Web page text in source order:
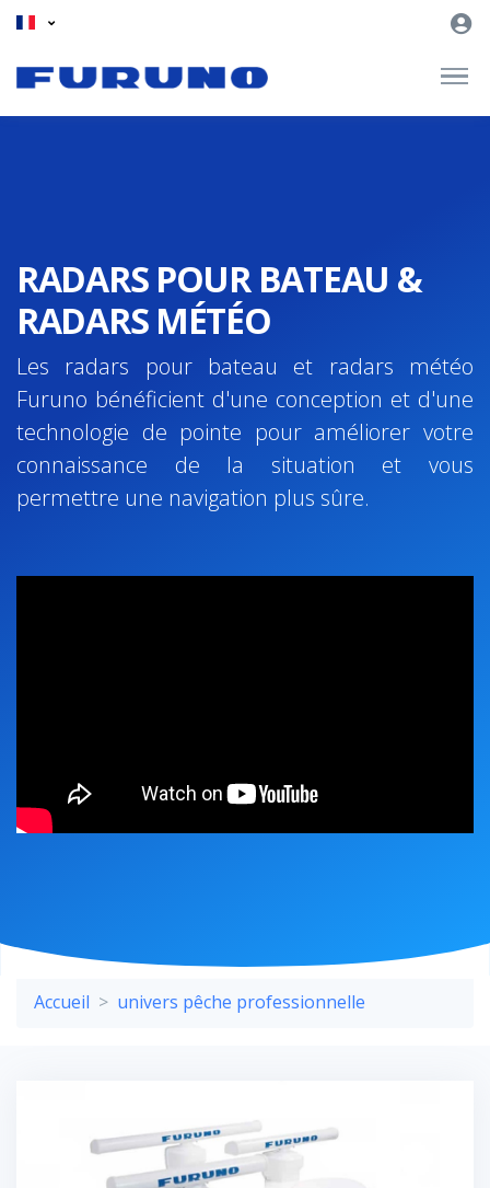
RADARS POUR BATEAU &
RADARS MÉTÉO
Les radars pour bateau et radars météo
Furuno bénéficient d'une conception et d'une
technologie de pointe pour améliorer votre
connaissance de la situation et vous
permettre une navigation plus sûre.
Accueil univers pêche professionnelle